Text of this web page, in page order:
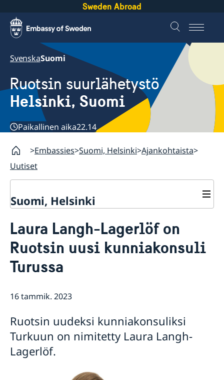
Sweden Abroad
SvenskaSuomi
Ruotsin suurlähetystö
Helsinki, Suomi
Paikallinen aika22.14
Embassies Suomi, Helsinki Ajankohtaista
Uutiset
Suomi, Helsinki
Tietoa suurlähetystöstä
Suurlähettiläs
Suurlähetystörakennuksen historia
Aikaisemmat suurlähettiläät
Ajankohtaista
Uutiset
Laura Langh-Lagerlöf on
Ruotsin uusi kunniakonsuli
Turussa
16 tammik. 2023
Ruotsin uudeksi kunniakonsuliksi
Turkuun on nimitetty Laura Langh-
Lagerlöf.